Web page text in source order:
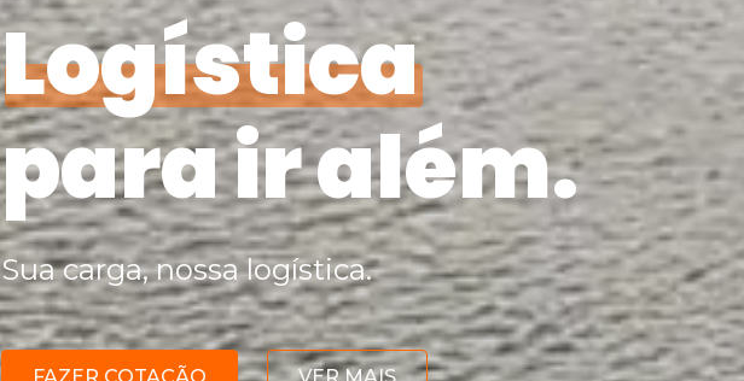
Logística
para ir além.
Sua carga, nossa logística.
FAZER COTAÇÃO VER MAIS